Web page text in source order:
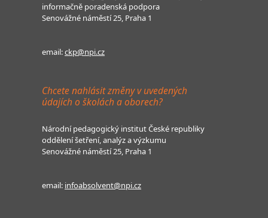
informačně poradenská podpora
Senovážné náměstí 25, Praha 1
email:ckp@npi.cz
Chcete nahlásit změny v uvedených
údajích o školách a oborech?
Národní pedagogický institut České republiky
oddělení šetření, analýz a výzkumu
Senovážné náměstí 25, Praha 1
email: infoabsolvent@npi.cz